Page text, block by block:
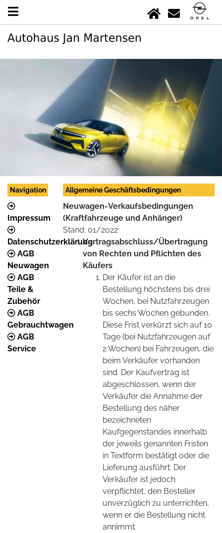
Navigation
Impressum
Datenschutzerklärung
AGB
Neuwagen
AGB
Teile &
Zubehör
AGB
Gebrauchtwagen
AGB
Service
Allgemeine Geschäftsbedingungen
Neuwagen-Verkaufsbedingungen
(Kraftfahrzeuge und Anhänger)
Stand: 01/2022
Vertragsabschluss/Übertragung
von Rechten und Pflichten des
Käufers
Der Käufer ist an die
Bestellung höchstens bis drei
Wochen, bei Nutzfahrzeugen
bis sechs Wochen gebunden.
Diese Frist verkürzt sich auf 10
Tage (bei Nutzfahrzeugen auf
2 Wochen) bei Fahrzeugen, die
beim Verkäufer vorhanden
sind. Der Kaufvertrag ist
abgeschlossen, wenn der
Verkäufer die Annahme der
Bestellung des näher
bezeichneten
Kaufgegenstandes innerhalb
der jeweils genannten Fristen
in Textform bestätigt oder die
Lieferung ausführt. Der
Verkäufer ist jedoch
verpflichtet, den Besteller
unverzüglich zu unterrichten,
wenn er die Bestellung nicht
annimmt.